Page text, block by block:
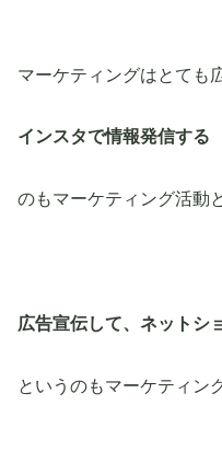
マーケティングはとても
インスタで情報発信する
のもマーケティング活動
広告宣伝して、ネットシ
というのもマーケティン